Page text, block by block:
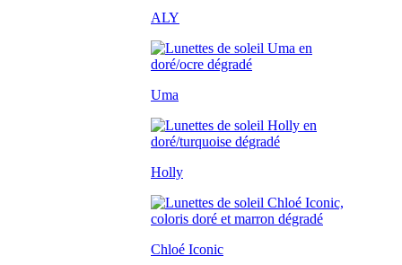
ALY
Uma
Holly
Chloé Iconic